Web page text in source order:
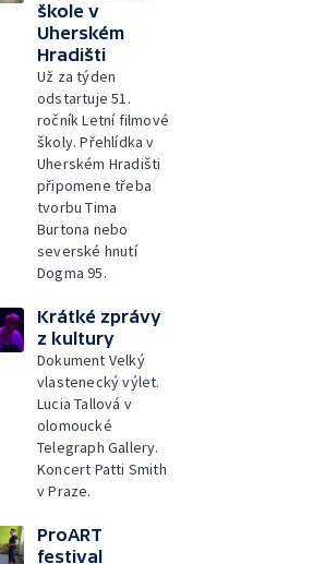
škole v
Uherském
Hradišti
Už za týden
odstartuje 51.
ročník Letní filmové
školy. Přehlídka v
Uherském Hradišti
připomene třeba
tvorbu Tima
Burtona nebo
severské hnutí
Dogma 95.
Krátké zprávy
z kultury
Dokument Velký
vlastenecký výlet.
Lucia Tallová v
olomoucké
Telegraph Gallery.
Koncert Patti Smith
v Praze.
ProART
festival